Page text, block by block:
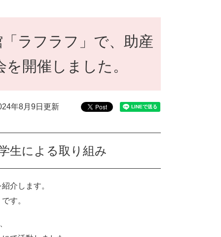
「ラフラフ」で、助産
開催しました。
年8月9日更新
生による取り組み
介します。
す。